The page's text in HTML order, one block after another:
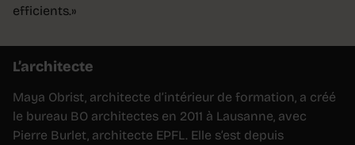
efficients.»
L’architecte
Maya Obrist, architecte d’intérieur de formation, a créé
le bureau BO architectes en 2011 à Lausanne, avec
Pierre Burlet, architecte EPFL. Elle s’est depuis